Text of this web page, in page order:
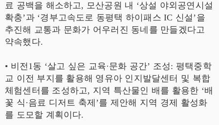
료 공백을 해소하고, 모산공원 내 ‘상설 야외공연시설
확충’과 ‘경부고속도로 동평택 하이패스 IC 신설’을
추진해 교통과 문화가 어우러진 동네를 만들겠다고
약속했다.
• 비전1동 ‘살고 싶은 교육·문화 공간’ 조성: 평택중학
교 이전 부지를 활용해 영유아 인지발달센터 및 복합
체험센터를 조성하고, 지역 특산물인 배를 활용한 ‘배
꽃 식·음료 디저트 축제’를 제안해 지역 경제 활성화
를 도모할 계획이다.